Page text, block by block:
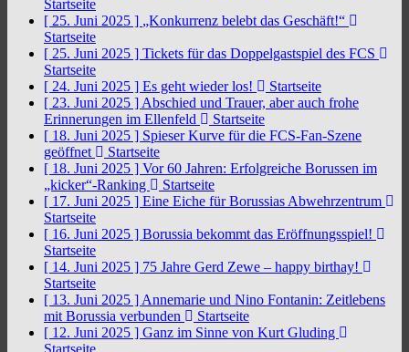
Startseite
[ 25. Juni 2025 ] „Konkurrenz belebt das Geschäft!“
Startseite
[ 25. Juni 2025 ] Tickets für das Doppelgastspiel des FCS
Startseite
[ 24. Juni 2025 ] Es geht wieder los!
Startseite
[ 23. Juni 2025 ] Abschied und Trauer, aber auch frohe
Erinnerungen im Ellenfeld
Startseite
[ 18. Juni 2025 ] Spieser Kurve für die FCS-Fan-Szene
geöffnet
Startseite
[ 18. Juni 2025 ] Vor 60 Jahren: Erfolgreiche Borussen im
„kicker“-Ranking
Startseite
[ 17. Juni 2025 ] Eine Eiche für Borussias Abwehrzentrum
Startseite
[ 16. Juni 2025 ] Borussia bekommt das Eröffnungsspiel!
Startseite
[ 14. Juni 2025 ] 75 Jahre Gerd Zewe – happy birthay!
Startseite
[ 13. Juni 2025 ] Annemarie und Nino Fontanin: Zeitlebens
mit Borussia verbunden
Startseite
[ 12. Juni 2025 ] Ganz im Sinne von Kurt Gluding
Startseite